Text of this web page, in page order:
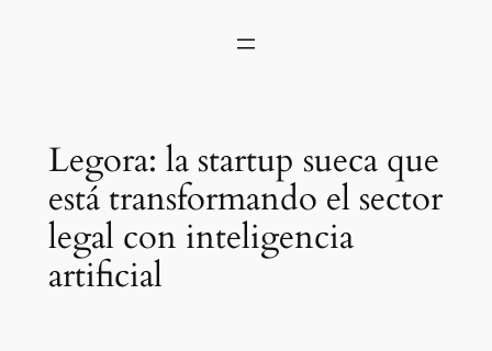
Legora: la startup sueca que
está transformando el sector
legal con inteligencia
artificial